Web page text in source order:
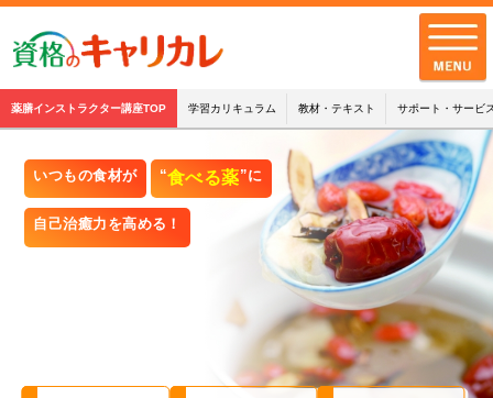
全講座一覧
キャリカレの品質
サポート・サービス
薬膳インストラクター講座TOP 学習カリキュラム 教材・テキスト サポート・サービ
いつもの食材が “食べる薬”に
自己治癒力を高める！